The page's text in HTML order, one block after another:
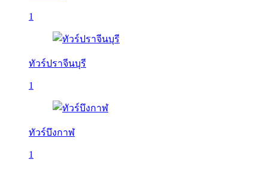
1
ทัวร์ปราจีนบุรี
1
ทัวร์บึงกาฬ
1